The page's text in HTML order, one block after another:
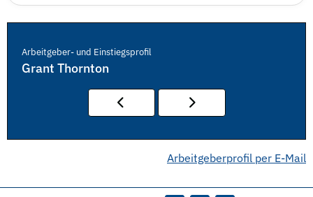
Arbeitgeber- und Einstiegsprofil
Grant Thornton
Arbeitgeberprofil per E-Mail